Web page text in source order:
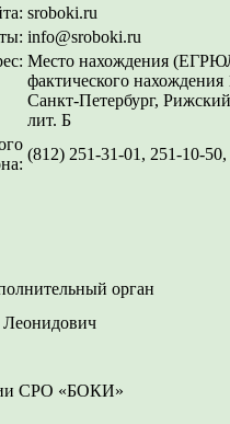
sroboki.ru
info@sroboki.ru
Место нахождения
фактического нахождения
Санкт-Петербург,
лит. Б
(812) 251-31-01, 251-10-
орган
СРО «БОКИ»